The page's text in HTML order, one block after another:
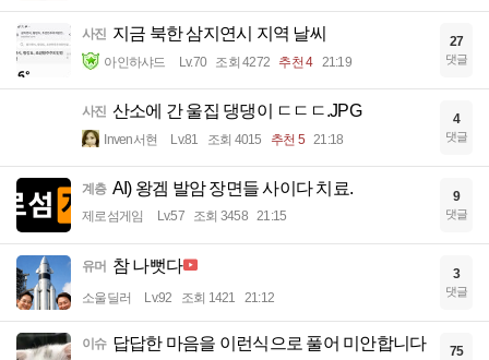
사진 지금 북한 삼지연시 지역 날씨
아인하샤드 Lv.70 조회 4272 추천 4 21:19
27
댓글
사진 산소에 간 울집 댕댕이 ㄷㄷㄷ.JPG
Inven서현 Lv.81 조회 4015 추천 5 21:18
4
댓글
계층 AI) 왕겜 발암 장면들 사이다 치료.
제로섬게임 Lv.57 조회 3458 21:15
9
댓글
유머 참 나뻣다
소울딜러 Lv.92 조회 1421 21:12
3
댓글
이슈 답답한 마음을 이런식으로 풀어 미안합니다 75